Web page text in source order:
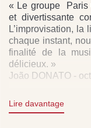
« Le groupe Paris
et divertissante
L’improvisation, la
chaque instant,
finalité de la
délicieux. »
João DONATO -
Lire davantage